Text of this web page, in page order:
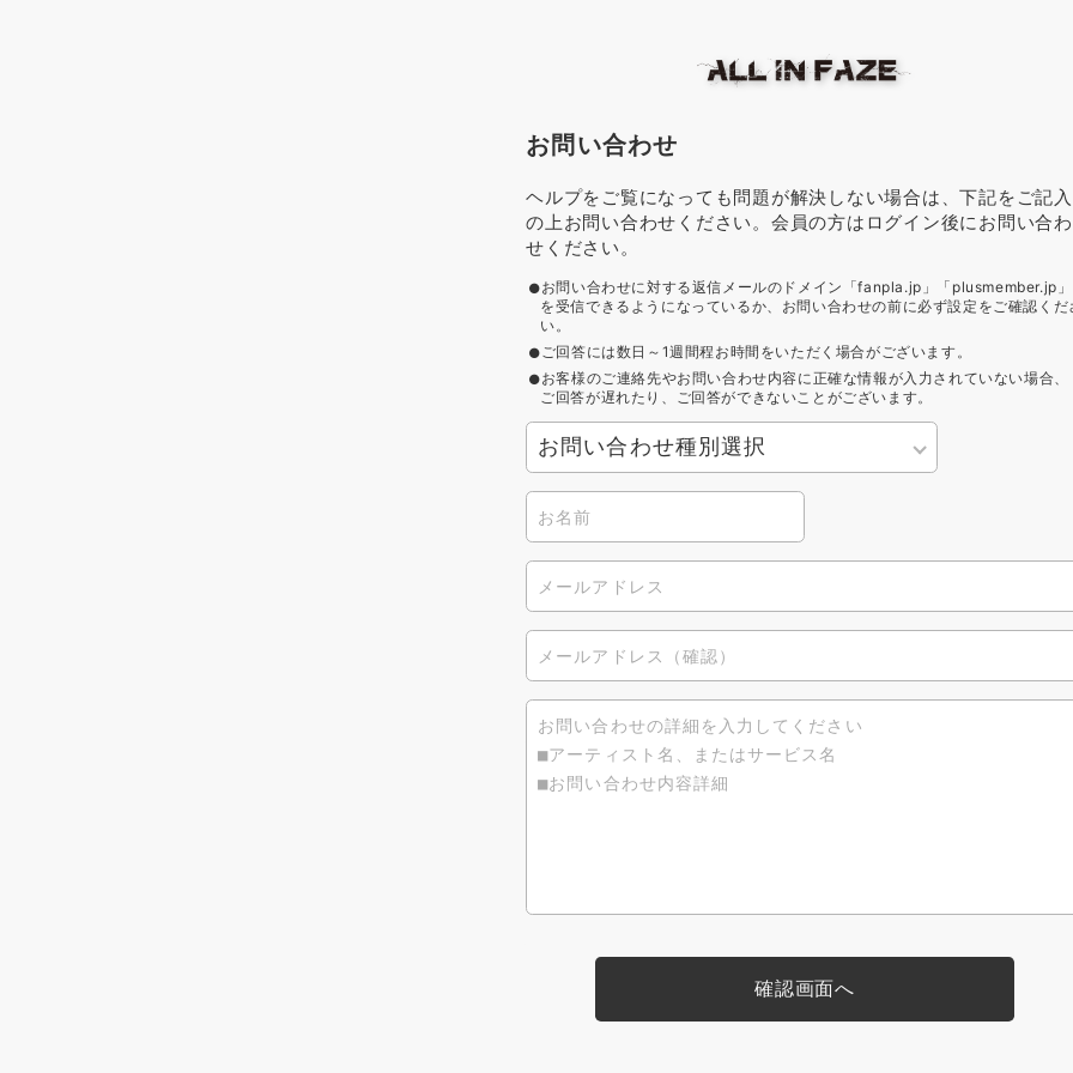
お問い合わせ
ヘルプをご覧になっても問題が解決しない場合は、下記をご記入
の上お問い合わせください。会員の方はログイン後にお問い合わ
せください。
お問い合わせに対する返信メールのドメイン「fanpla.jp」「plusmember.jp」
を受信できるようになっているか、お問い合わせの前に必ず設定をご確認くだ
い。
ご回答には数日～1週間程お時間をいただく場合がございます。
お客様のご連絡先やお問い合わせ内容に正確な情報が入力されていない場合、
ご回答が遅れたり、ご回答ができないことがございます。